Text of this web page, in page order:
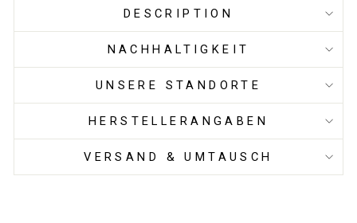
DESCRIPTION
NACHHALTIGKEIT
UNSERE STANDORTE
HERSTELLERANGABEN
VERSAND & UMTAUSCH